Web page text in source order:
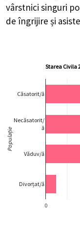
vârstnici singuri
de îngrijire și
Starea Civila
0
Căsatorit/ă
Necăsatorit/
ă
Văduv/ă
Divorțat/ă
Populație